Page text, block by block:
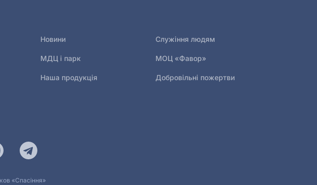
Новини
МДЦ і парк
Наша продукція
Служіння людям
МОЦ «Фавор»
Добровільні пожертви
«Спасіння»